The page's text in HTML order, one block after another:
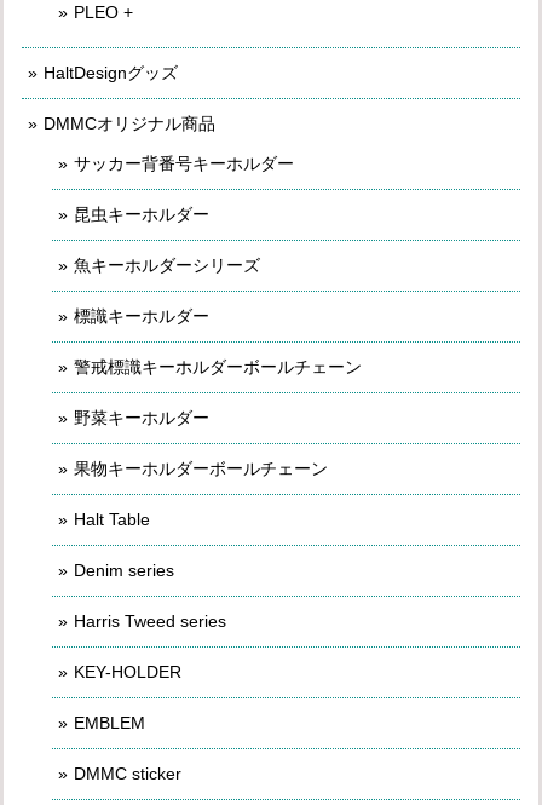
PLEO +
HaltDesignグッズ
DMMCオリジナル商品
サッカー背番号キーホルダー
昆虫キーホルダー
魚キーホルダーシリーズ
標識キーホルダー
警戒標識キーホルダーボールチェーン
野菜キーホルダー
果物キーホルダーボールチェーン
Halt Table
Denim series
Harris Tweed series
KEY-HOLDER
EMBLEM
DMMC sticker